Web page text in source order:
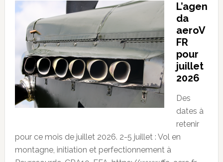
L’agen
da
aeroV
FR
pour
juillet
2026
Des
dates à
retenir
pour ce mois de juillet 2026. 2-5 juillet : Vol en
montagne, initiation et perfectionnement à